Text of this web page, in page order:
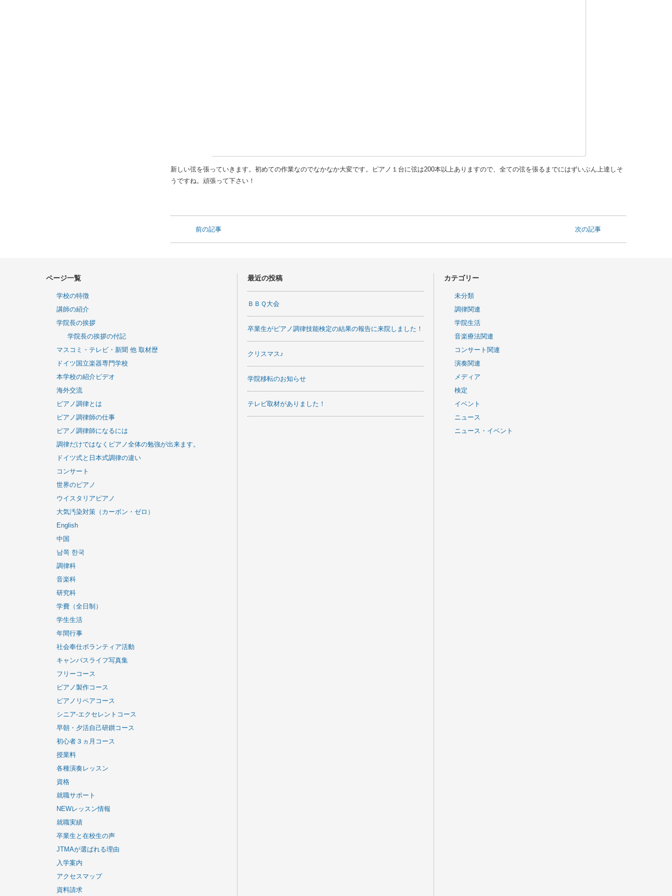
新しい弦を張っていきます。初めての作業なのでなかなか大変です。ピアノ１台に弦は200本以上ありますので、全ての弦を張るまでにはずいぶん上達しそ
うですね。頑張って下さい！
前の記事 次の記事
ページ一覧
学校の特徴
講師の紹介
学院長の挨拶
学院長の挨拶の付記
マスコミ・テレビ・新聞 他 取材歴
ドイツ国立楽器専門学校
本学校の紹介ビデオ
海外交流
ピアノ調律とは
ピアノ調律師の仕事
ピアノ調律師になるには
調律だけではなくピアノ全体の勉強が出来ます。
ドイツ式と日本式調律の違い
コンサート
世界のピアノ
ウイスタリアピアノ
大気汚染対策（カーボン・ゼロ）
English
中国
남쪽 한국
調律科
音楽科
研究科
学費（全日制）
学生生活
年間行事
社会奉仕ボランティア活動
キャンパスライフ写真集
フリーコース
ピアノ製作コース
ピアノリペアコース
シニア-エクセレントコース
早朝・夕活自己研鑚コース
初心者３ヵ月コース
授業料
各種演奏レッスン
資格
就職サポート
NEWレッスン情報
就職実績
卒業生と在校生の声
JTMAが選ばれる理由
入学案内
アクセスマップ
資料請求
最近の投稿
ＢＢＱ大会
卒業生がピアノ調律技能検定の結果の報告に来院しました！
クリスマス♪
学院移転のお知らせ
テレビ取材がありました！
カテゴリー
未分類
調律関連
学院生活
音楽療法関連
コンサート関連
演奏関連
メディア
検定
イベント
ニュース
ニュース・イベント